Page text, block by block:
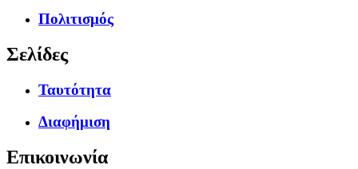
Πολιτισμός
Σελίδες
Ταυτότητα
Διαφήμιση
Επικοινωνία